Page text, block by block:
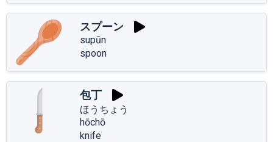
スプーン
supūn
spoon
包丁
ほうちょう
hōchō
knife